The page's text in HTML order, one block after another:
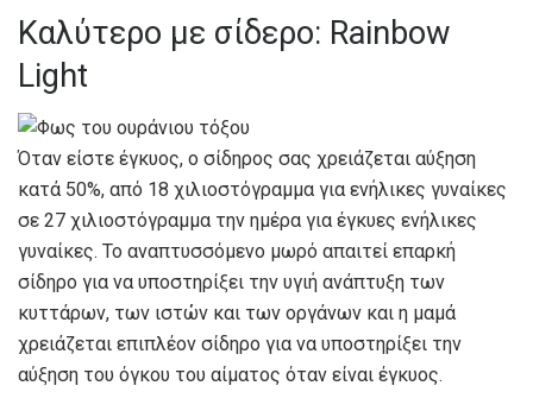
Καλύτερο με σίδερο: Rainbow
Light
Όταν είστε έγκυος, ο σίδηρος σας χρειάζεται αύξηση
κατά 50%, από 18 χιλιοστόγραμμα για ενήλικες γυναίκες
σε 27 χιλιοστόγραμμα την ημέρα για έγκυες ενήλικες
γυναίκες. Το αναπτυσσόμενο μωρό απαιτεί επαρκή
σίδηρο για να υποστηρίξει την υγιή ανάπτυξη των
κυττάρων, των ιστών και των οργάνων και η μαμά
χρειάζεται επιπλέον σίδηρο για να υποστηρίξει την
αύξηση του όγκου του αίματος όταν είναι έγκυος.